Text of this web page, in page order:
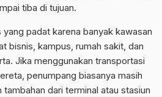
tiba di tujuan.
padat karena banyak kawasan
bisnis, kampus, rumah sakit, dan
Jika menggunakan transportasi
penumpang biasanya masih
dari terminal atau stasiun